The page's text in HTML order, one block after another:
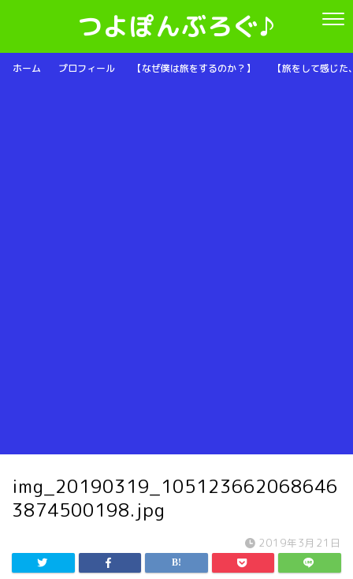
つよぽんぶろぐ♪
ホーム プロフィール 【なぜ僕は旅をするのか？】 【旅をして感じ
img_20190319_105123662068646
3874500198.jpg
2019年3月21日